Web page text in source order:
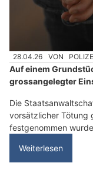
28.04.26 VON
Auf einem
grossangelegter
Die
vorsätzlicher Tötung
festgenommen
Weiterlesen